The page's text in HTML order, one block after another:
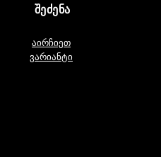
ᲨᲔᲫᲔᲜᲐ
აირჩიეთ
ვარიანტი